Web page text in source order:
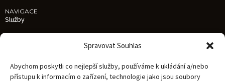
Spravovat Souhlas
Abychom poskytli co nejlepší služby, používáme k ukládání a/nebo
přístupu k informacím o zařízení, technologie jako jsou soubory
NAVIGACE
Služby
O nás